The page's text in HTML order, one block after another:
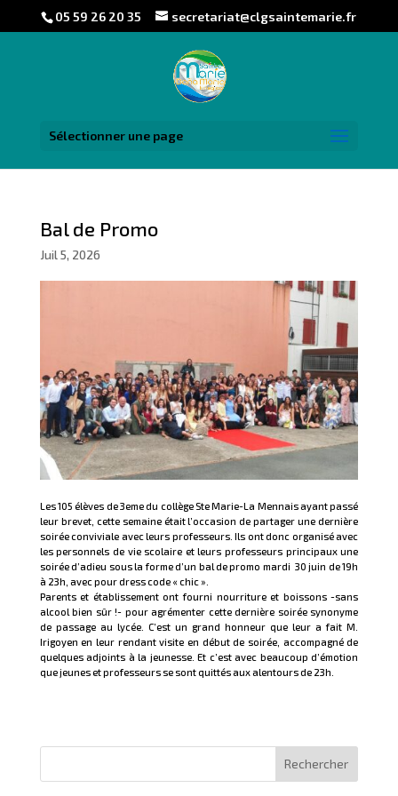
05 59 26 20 35 secretariat@clgsaintemarie.fr
Sélectionner une page
Bal de Promo
Juil 5, 2026
Les 105 élèves de 3eme du collège Ste Marie-La Mennais ayant passé
leur brevet, cette semaine était l’occasion de partager une dernière
soirée conviviale avec leurs professeurs. Ils ont donc organisé avec
les personnels de vie scolaire et leurs professeurs principaux une
soirée d’adieu sous la forme d’un bal de promo mardi 30 juin de 19h
à 23h, avec pour dress code « chic ».
Parents et établissement ont fourni nourriture et boissons -sans
alcool bien sûr !- pour agrémenter cette dernière soirée synonyme
de passage au lycée. C’est un grand honneur que leur a fait M.
Irigoyen en leur rendant visite en début de soirée, accompagné de
quelques adjoints à la jeunesse. Et c’est avec beaucoup d’émotion
que jeunes et professeurs se sont quittés aux alentours de 23h.